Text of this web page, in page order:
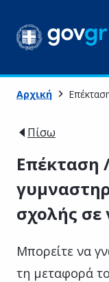
Αρχική
Πίσω
Επέκταση
σχολής σε
Μπορείτε να
τη μεταφορά